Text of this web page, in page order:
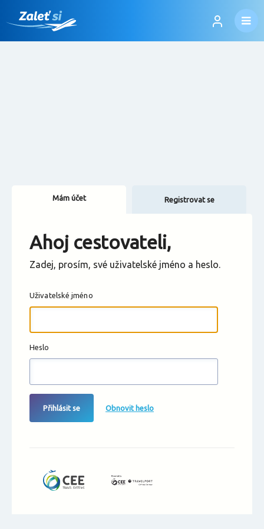
Změnit měnu
Mám účet Registrovat se
Ahoj cestovateli,
Zadej, prosím, své uživatelské jméno a heslo.
Uživatelské jméno
Heslo
Přihlásit se Obnovit heslo